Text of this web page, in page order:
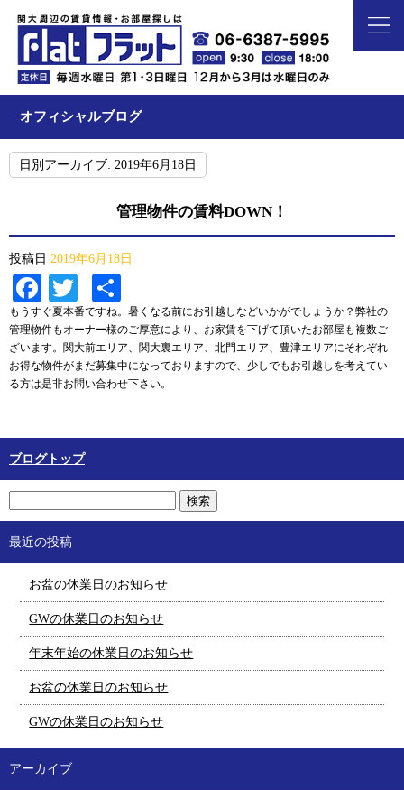
オフィシャルブログ
日別アーカイブ: 2019年6月18日
管理物件の賃料DOWN！
投稿日 2019年6月18日
Facebook
Twitter
有
もうすぐ夏本番ですね。暑くなる前にお引越しなどいかがでしょうか？弊社の
管理物件もオーナー様のご厚意により、お家賃を下げて頂いたお部屋も複数ご
ざいます。関大前エリア、関大裏エリア、北門エリア、豊津エリアにそれぞれ
お得な物件がまだ募集中になっておりますので、少しでもお引越しを考えてい
る方は是非お問い合わせ下さい。
ブログトップ
最近の投稿
お盆の休業日のお知らせ
GWの休業日のお知らせ
年末年始の休業日のお知らせ
お盆の休業日のお知らせ
GWの休業日のお知らせ
アーカイブ